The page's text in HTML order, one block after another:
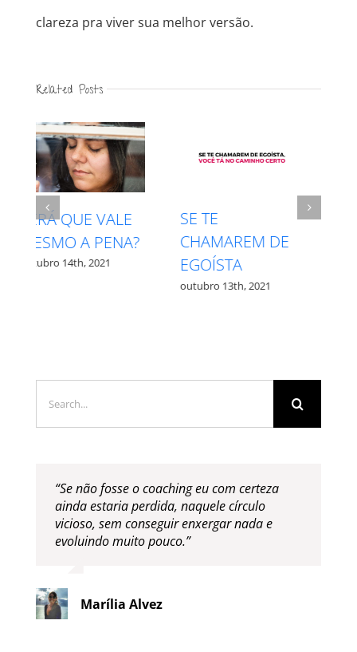
clareza pra viver sua melhor versão.
Related Posts
INTUIÇÃO X
MEDO – QUAL É
QUAL?
RESPEITE SEU
PROCESSO
outubro 27th, 2021
for:
“Se não fosse o coaching eu com certeza
ainda estaria perdida, naquele círculo
vicioso, sem conseguir enxergar nada e
evoluindo muito pouco.”
Marília Alvez